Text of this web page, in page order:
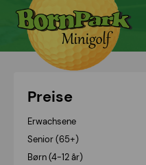
Preise
Erwachsene
Senior (65+)
Børn (4-12 år)